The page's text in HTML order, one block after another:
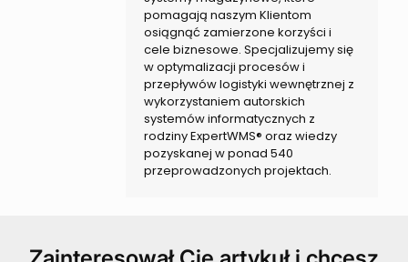
pomagają naszym Klientom
osiągnąć zamierzone korzyści i
cele biznesowe. Specjalizujemy się
w optymalizacji procesów i
przepływów logistyki wewnętrznej z
wykorzystaniem autorskich
systemów informatycznych z
rodziny ExpertWMS® oraz wiedzy
pozyskanej w ponad 540
przeprowadzonych projektach.